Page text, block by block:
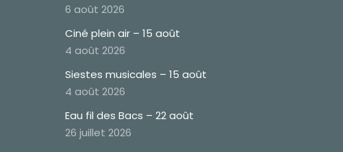
6 août 2026
Ciné plein air – 15 août
4 août 2026
Siestes musicales – 15 août
4 août 2026
Eau fil des Bacs – 22 août
26 juillet 2026